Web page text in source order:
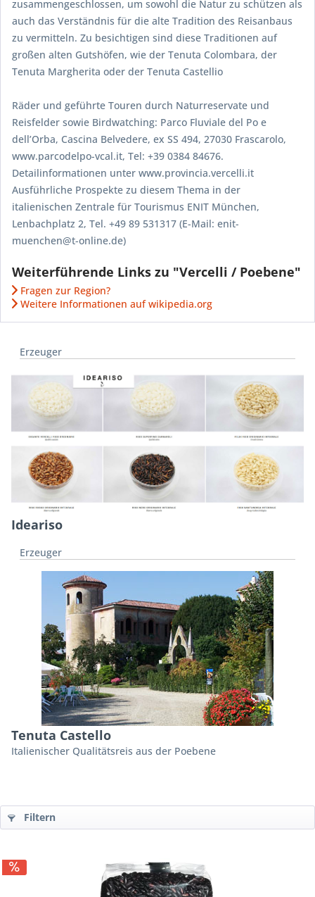
zusammengeschlossen, um sowohl die Natur zu schützen als
auch das Verständnis für die alte Tradition des Reisanbaus
zu vermitteln. Zu besichtigen sind diese Traditionen auf
großen alten Gutshöfen, wie der Tenuta Colombara, der
Tenuta Margherita oder der Tenuta Castellio
Räder und geführte Touren durch Naturreservate und
Reisfelder sowie Birdwatching: Parco Fluviale del Po e
dell’Orba, Cascina Belvedere, ex SS 494, 27030 Frascarolo,
www.parcodelpo-vcal.it, Tel: +39 0384 84676.
Detailinformationen unter www.provincia.vercelli.it
Ausführliche Prospekte zu diesem Thema in der
italienischen Zentrale für Tourismus ENIT München,
Lenbachplatz 2, Tel. +49 89 531317 (E-Mail: enit-
muenchen@t-online.de)
Weiterführende Links zu "Vercelli / Poebene"
Fragen zur Region?
Weitere Informationen auf wikipedia.org
Erzeuger
Ideariso
Erzeuger
Tenuta Castello
Italienischer Qualitätsreis aus der Poebene
Filtern